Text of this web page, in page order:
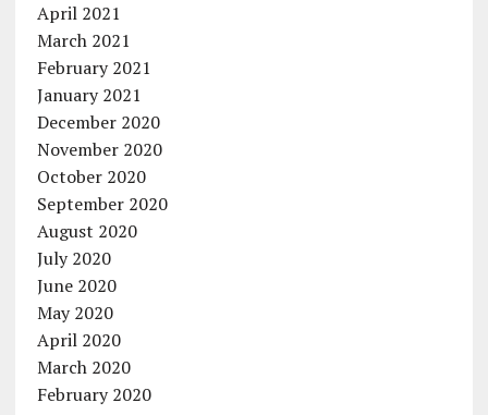
April 2021
March 2021
February 2021
January 2021
December 2020
November 2020
October 2020
September 2020
August 2020
July 2020
June 2020
May 2020
April 2020
March 2020
February 2020